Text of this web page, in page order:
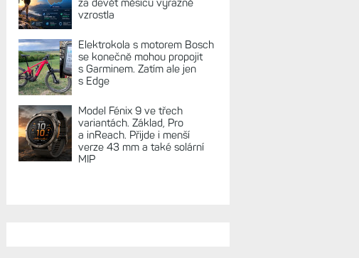
za devět měsíců výrazně
vzrostla
Elektrokola s motorem Bosch
se konečně mohou propojit
s Garminem. Zatím ale jen
s Edge
Model Fénix 9 ve třech
variantách. Základ, Pro
a inReach. Přijde i menší
verze 43 mm a také solární
MIP